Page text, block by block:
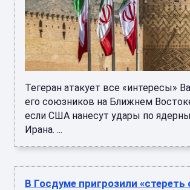
Тегеран атакует все «интересы»
его союзников на Ближнем
если США нанесут удары по
Ирана. ...
В Госдуме пригрозили «стереть